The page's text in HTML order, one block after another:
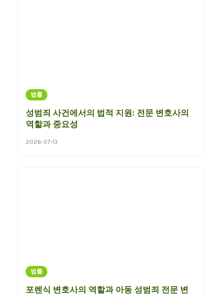
법률
성범죄 사건에서의 법적 지원: 전문 변호사의
역할과 중요성
2026-07-13
법률
포렌식 변호사의 역할과 아동 성범죄 전문 변